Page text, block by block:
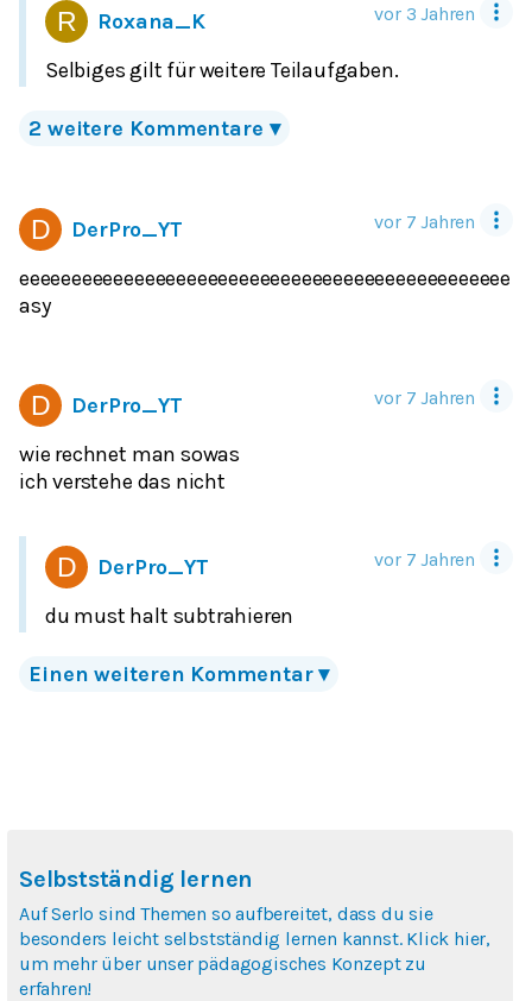
Roxana_K vor 3 Jahren
Selbiges gilt für weitere Teilaufgaben.
2 weitere Kommentare ▾
DerPro_YT vor 7 Jahren
eeeeeeeeeeeeeeeeeeeeeeeeeeeeeeeeeeeeeeeeeeeeeee
asy
DerPro_YT vor 7 Jahren
wie rechnet man sowas
DerPro_YT vor 7 Jahren
Einen weiteren Kommentar ▾
Selbstständig lernen
Auf Serlo sind Themen so aufbereitet, dass du sie
besonders leicht selbstständig lernen kannst. Klick hier,
um mehr über unser pädagogisches Konzept zu
erfahren!